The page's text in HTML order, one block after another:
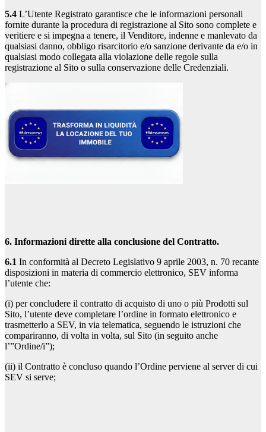
5.4 L’Utente Registrato garantisce che le informazioni personali
fornite durante la procedura di registrazione al Sito sono complete e
veritiere e si impegna a tenere, il Venditore, indenne e manlevato da
qualsiasi danno, obbligo risarcitorio e/o sanzione derivante da e/o in
qualsiasi modo collegata alla violazione delle regole sulla
registrazione al Sito o sulla conservazione delle Credenziali.
6. Informazioni dirette alla conclusione del Contratto.
6.1 In conformità al Decreto Legislativo 9 aprile 2003, n. 70 recante
disposizioni in materia di commercio elettronico, SEV informa
l’utente che:
(i) per concludere il contratto di acquisto di uno o più Prodotti sul
Sito, l’utente deve completare l’ordine in formato elettronico e
trasmetterlo a SEV, in via telematica, seguendo le istruzioni che
compariranno, di volta in volta, sul Sito (in seguito anche
l’”Ordine/i”);
(ii) il Contratto è concluso quando l’Ordine perviene al server di cui
SEV si serve;